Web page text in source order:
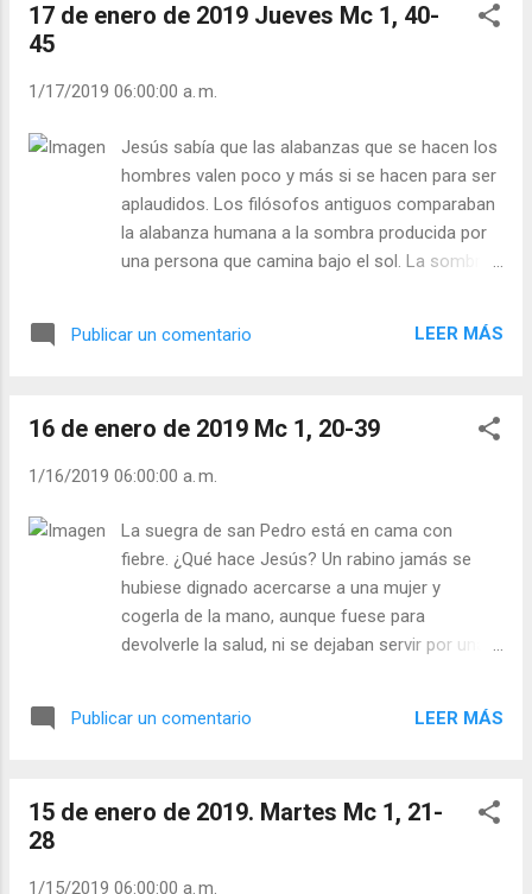
es propensión a hacer el bien”. Quien está
de Cristo, lejos de su gracia, se siente
“Tus pecados son perdonados”. Y el
paralítico quedó curado. La persona que se
arrepiente de sus pecados y se reconcilia
con Dios, es una persona que se pone en pie
y camina alegre con Cristo. Julián Escobar. |
Meditación (+ Leer ) | | Santo del día (+ Leer
17 de enero de 2019 Jueves Mc 1, 40-
45
1/17/2019 06:00:00 a. m.
Jesús sabía que las alabanzas que se hacen los
hombres valen poco y más si se hacen para ser
aplaudidos. Los filósofos antiguos comparaban
la alabanza humana a la sombra producida por
una persona que camina bajo el sol. La sombra
noche está cerca. La persona buena busca no
leproso, a los que los rabinos consideraban
que resucitar a un muerto. Jesús rechaza
ser humano creado por Dios. Hay que ser muy
valientes para amor lo que Dios ama, aunque las
leyes humanas lo prohíben. Las multitudes
buscaban a Jesús porque veían y sentían que
Jesús los amaba y atendía por encima de
Día (+ Leer ). | Evangelio y Meditación (+ Leer ) | |
Publicar un comentario LEER MÁS
16 de enero de 2019 Mc 1, 20-39
1/16/2019 06:00:00 a. m.
La suegra de san Pedro está en cama con
fiebre. ¿Qué hace Jesús? Un rabino jamás se
hubiese dignado acercarse a una mujer y
cogerla de la mano, aunque fuese para
devolverle la salud, ni se dejaban servir por una
para los griegos y poderosos. Para Jesús servir
servir” (Mc 10,45). Quien se deja “tocar” por
Publicar un comentario LEER MÁS
15 de enero de 2019. Martes Mc 1, 21-
28
1/15/2019 06:00:00 a. m.